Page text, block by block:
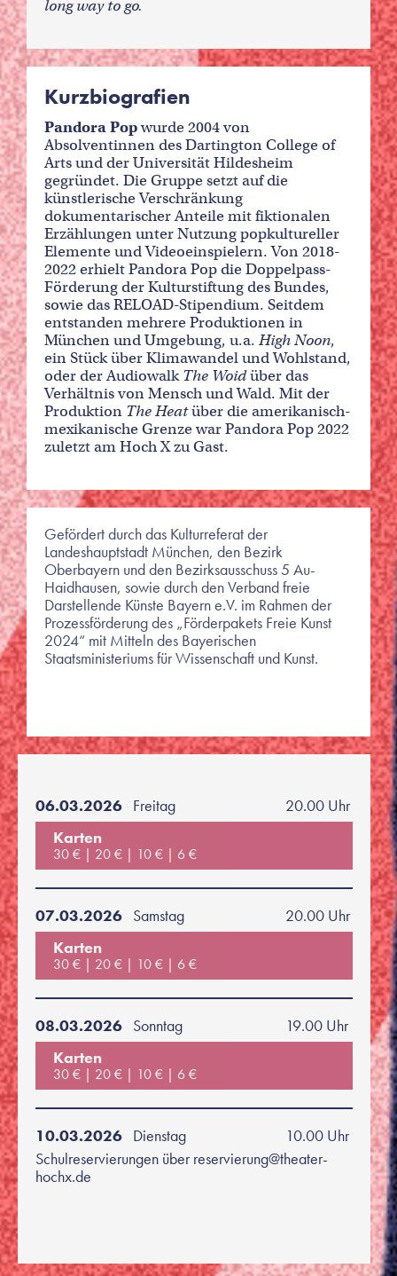
long way to go.
Kurzbiografien
Pandora Popwurde 2004 von
Absolventinnen des Dartington College of
Arts und der Universität Hildesheim
gegründet. Die Gruppe setzt auf die
künstlerische Verschränkung
dokumentarischer Anteile mit fiktionalen
Erzählungen unter Nutzung popkultureller
Elemente und Videoeinspielern. Von 2018-
2022 erhielt Pandora Pop die Doppelpass-
Förderung der Kulturstiftung des Bundes,
sowie das RELOAD-Stipendium. Seitdem
entstanden mehrere Produktionen in
München und Umgebung, u.a. High Noon,
ein Stück über Klimawandel und Wohlstand,
oder der AudiowalkThe Woidüber das
Verhältnis von Mensch und Wald. Mit der
Produktion The Heatüber die amerikanisch-
mexikanische Grenze war Pandora Pop 2022
zuletzt am Hoch X zu Gast.
Gefördert durch das Kulturreferat der
Landeshauptstadt München, den Bezirk
Oberbayern und den Bezirksausschuss 5 Au-
Haidhausen, sowie durch den Verband freie
Darstellende Künste Bayern e.V. im Rahmen der
Prozessförderung des „Förderpakets Freie Kunst
2024“ mit Mitteln des Bayerischen
Staatsministeriums für Wissenschaft und Kunst.
06.03.2026 Freitag
20.00 Uhr
Karten
30 € 20 € 10 € 6 €
07.03.2026 Samstag
20.00 Uhr
Karten
30 € 20 € 10 € 6 €
08.03.2026 Sonntag
19.00 Uhr
Karten
30 € 20 € 10 € 6 €
10.03.2026 Dienstag
10.00 Uhr
Schulreservierungen über reservierung@theater-
hochx.de